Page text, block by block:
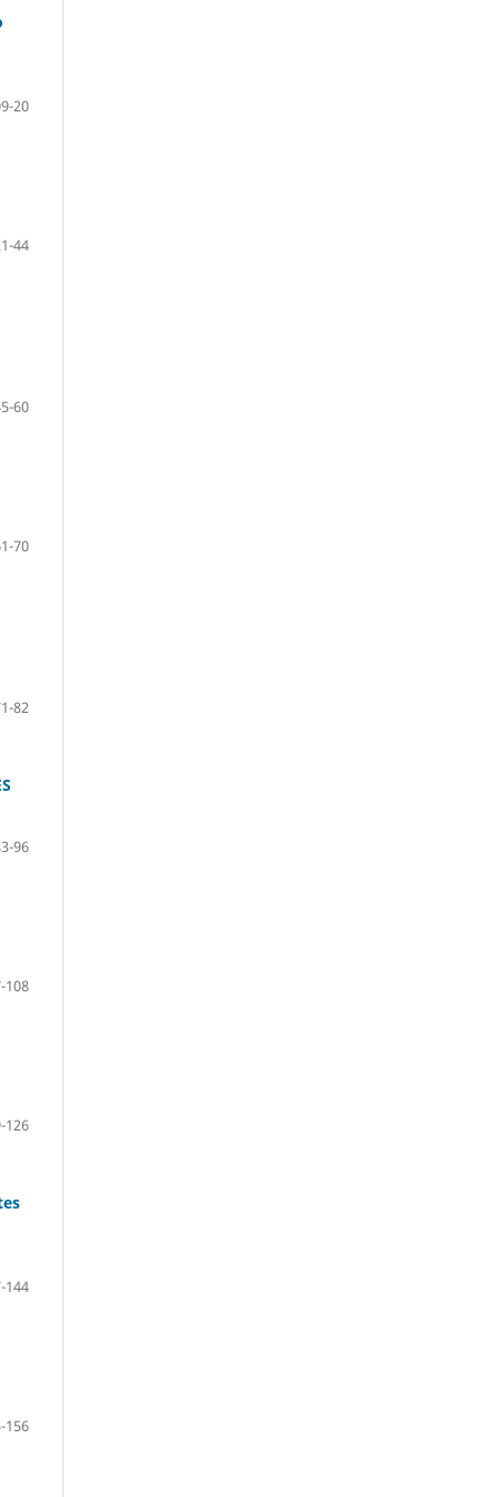
20
44
60
70
82
96
108
126
144
156